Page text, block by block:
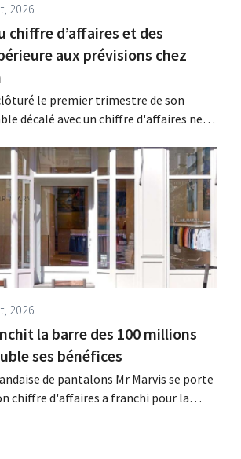
2026
chiffre d’affaires et des
aux prévisions chez
le premier trimestre de son
décalé avec un chiffre d'affaires net
14 % par rapport à l'année
ce démarrage supérieur aux
revoit également à la...
2026
la barre des 100 millions
ses bénéfices
de pantalons Mr Marvis se porte
chiffre d'affaires a franchi pour la